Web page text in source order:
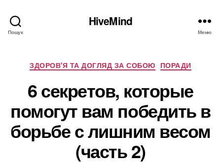
Пошук
HiveMind
Меню
Категорії
ЗДОРОВ'Я ТА ДОГЛЯД ЗА СОБОЮ ПОРАДИ
6 секретов, которые
помогут вам победить в
борьбе с лишним весом
(часть 2)